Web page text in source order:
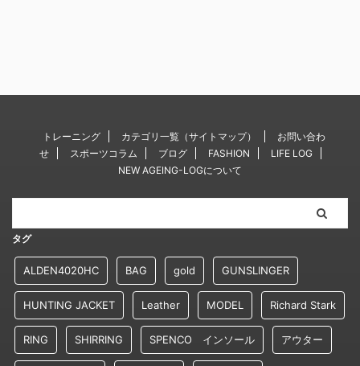
トレーニング カテゴリ一覧（サイトマップ）
お問い合わ
せ
スポーツコラム ブログ FASHION
LIFE LOG
NEW AGEING-LOGについて
タグ
ALDEN4020HC BAG gold GUNSLINGER
HUNTING JACKET Leather MODEL Richard Stark
RING SHIRRING SPENCO インソール アウター